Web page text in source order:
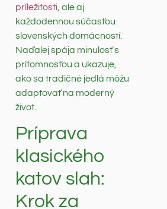
príležitosti , ale aj
každodennou súčasťou
slovenských domácností.
Naďalej spája minulosť s
prítomnosťou a ukazuje,
ako sa tradičné jedlá môžu
adaptovať na moderný
život.
Príprava
klasického
katov slah:
Krok za